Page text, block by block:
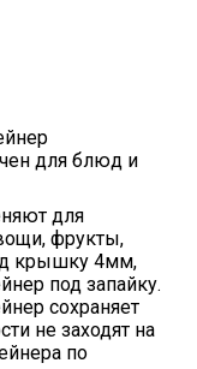
для блюд и
для
фрукты,
крышку 4мм,
под запайку.
сохраняет
не заходят на
по